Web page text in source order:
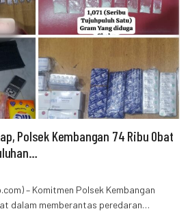
Polsek Kembangan 74 Ribu Obat
– Komitmen Polsek Kembangan
dalam memberantas peredaran…